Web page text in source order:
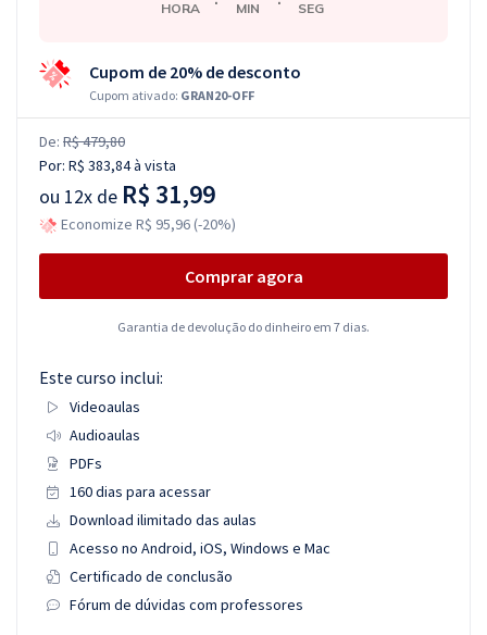
HORA MIN SEG
Cupom de 20% de desconto
Cupom ativado: GRAN20-OFF
De: R$ 479,80
Por: R$ 383,84à vista
ou 12x de R$ 31,99
Economize R$ 95,96 (-20%)
Comprar agora
Garantia de devolução do dinheiro em 7 dias.
Este curso inclui:
Videoaulas
Audioaulas
PDFs
160 dias para acessar
Download ilimitado das aulas
Acesso no Android, iOS, Windows e Mac
Certificado de conclusão
Fórum de dúvidas com professores